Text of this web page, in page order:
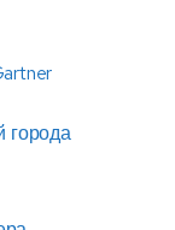
города